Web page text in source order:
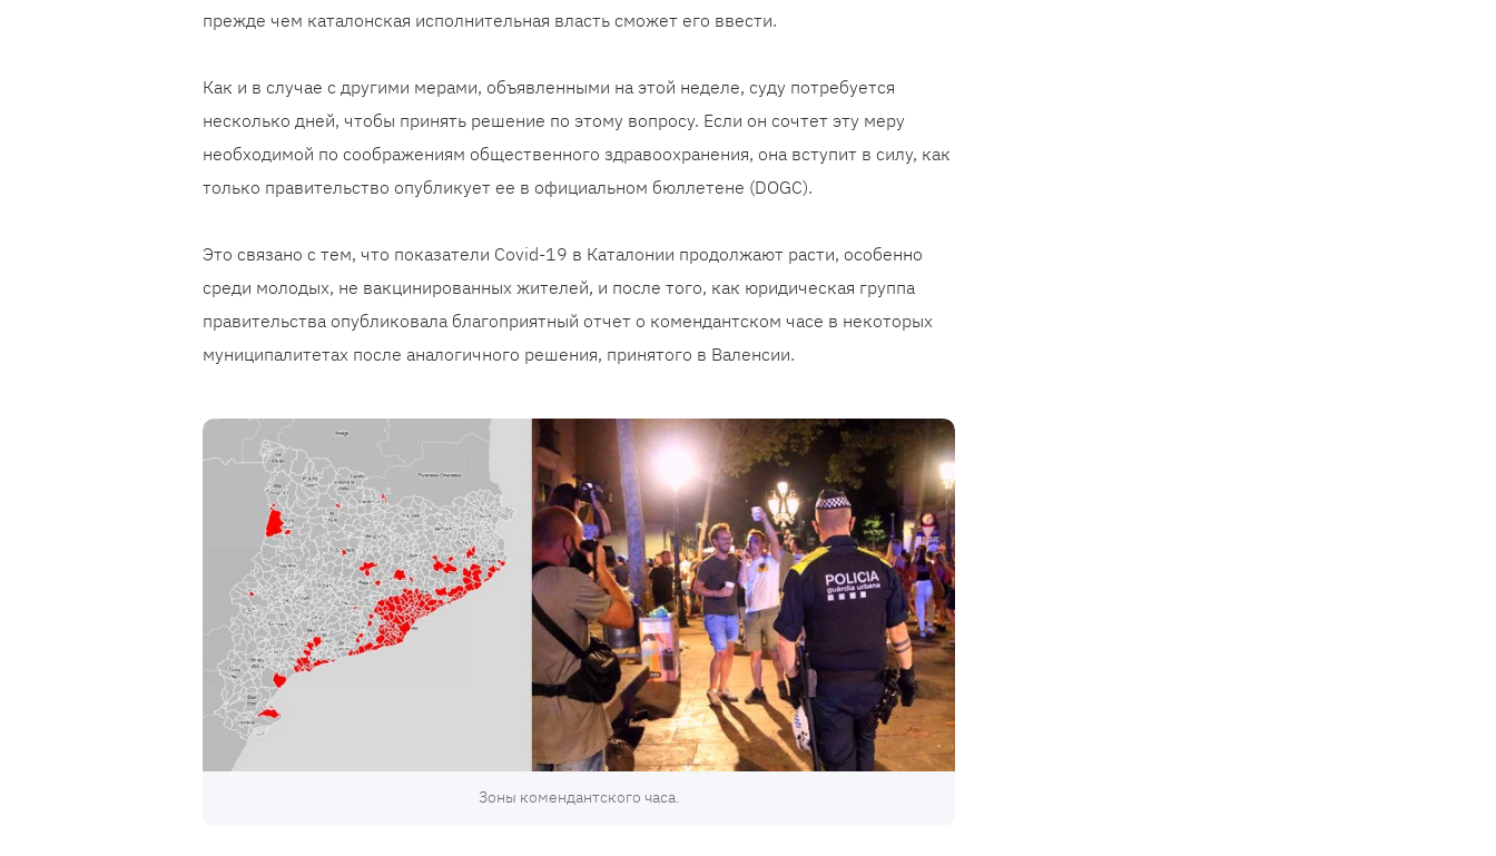
прежде чем каталонская исполнительная власть сможет его ввести.
Как и в случае с другими мерами, объявленными на этой неделе, суду потребуется
несколько дней, чтобы принять решение по этому вопросу. Если он сочтет эту меру
необходимой по соображениям общественного здравоохранения, она вступит в силу, как
только правительство опубликует ее в официальном бюллетене (DOGC).
Это связано с тем, что показатели Covid-19 в Каталонии продолжают расти, особенно
среди молодых, не вакцинированных жителей, и после того, как юридическая группа
правительства опубликовала благоприятный отчет о комендантском часе в некоторых
муниципалитетах после аналогичного решения, принятого в Валенсии.
Зоны комендантского часа.